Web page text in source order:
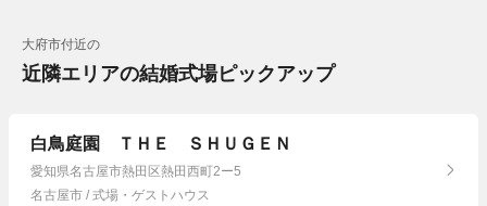
大府市付近の
近隣エリアの結婚式場ピックアップ
白鳥庭園 ＴＨＥ ＳＨＵＧＥＮ
愛知県名古屋市熱田区熱田西町2ー5
名古屋市 / 式場・ゲストハウス